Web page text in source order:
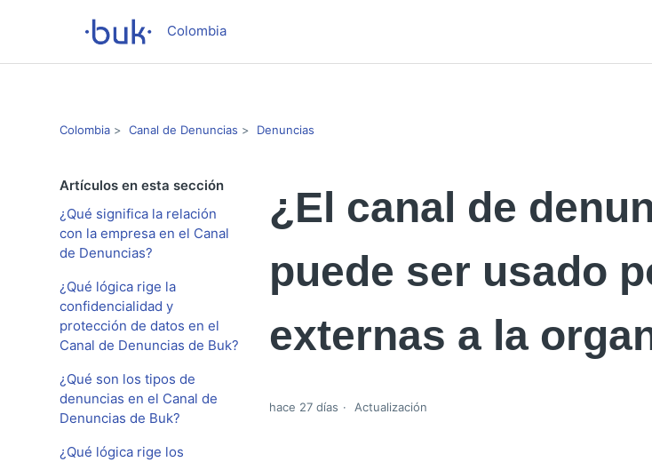
Colombia
Colombia Canal de Denuncias Denuncias
Artículos en esta sección
¿Qué significa la relación
con la empresa en el Canal
de Denuncias?
¿Qué lógica rige la
confidencialidad y
protección de datos en el
Canal de Denuncias de Buk?
¿Qué son los tipos de
denuncias en el Canal de
Denuncias de Buk?
¿Qué lógica rige los
¿El canal de
puede ser usado
externas a la
hace 27 días Actualización